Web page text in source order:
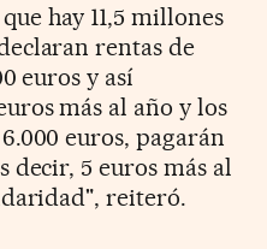
hay 11,5 millones
rentas de
euros y así
más al año y los
euros, pagarán
decir, 5 euros más al
reiteró.